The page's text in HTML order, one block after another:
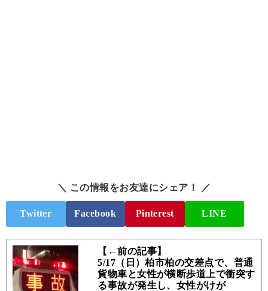
＼ この情報をお友達にシェア！ ／
Twitter Facebook Pinterest LINE
【←前の記事】
5/17（日）柏市柏の交差点で、普通
貨物車と女性が横断歩道上で衝突す
る事故が発生し、女性がけが